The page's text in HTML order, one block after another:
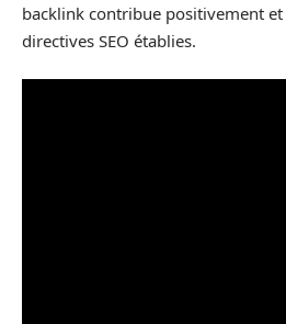
backlink contribue positivement
directives SEO établies.